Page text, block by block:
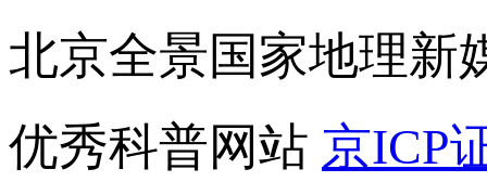
北京全景国家地理新
优秀科普网站 京ICP